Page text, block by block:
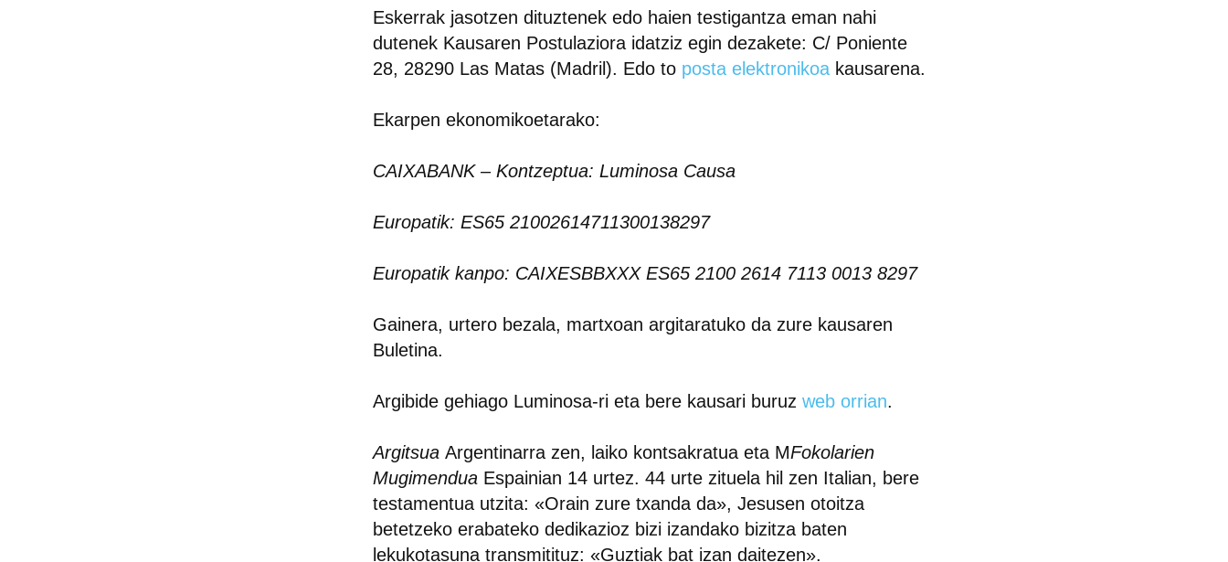
Eskerrak jasotzen dituztenek edo haien testigantza eman nahi
dutenek Kausaren Postulaziora idatziz egin dezakete: C/ Poniente
28, 28290 Las Matas (Madril). Edo to posta elektronikoa kausarena.
Ekarpen ekonomikoetarako:
CAIXABANK – Kontzeptua: Luminosa Causa
Europatik: ES65 21002614711300138297
Europatik kanpo: CAIXESBBXXX ES65 2100 2614 7113 0013 8297
Gainera, urtero bezala, martxoan argitaratuko da zure kausaren
Buletina.
Argibide gehiago Luminosa-ri eta bere kausari buruzweb orrian.
Argitsua Argentinarra zen, laiko kontsakratua eta MFokolarien
Mugimendua Espainian 14 urtez. 44 urte zituela hil zen Italian, bere
testamentua utzita: «Orain zure txanda da», Jesusen otoitza
betetzeko erabateko dedikazioz bizi izandako bizitza baten
lekukotasuna transmitituz: «Guztiak bat izan daitezen».